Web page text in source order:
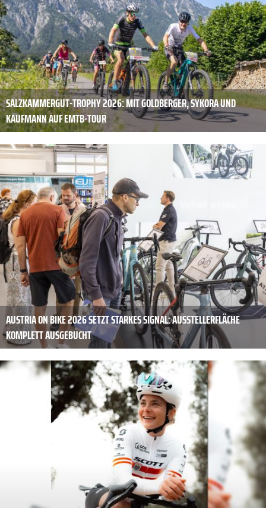
SALZKAMMERGUT-TROPHY 2026: MIT GOLDBERGER, SYKORA UND
KAUFMANN AUF EMTB-TOUR
AUSTRIA ON BIKE 2026 SETZT STARKES SIGNAL: AUSSTELLERFLÄCHE
KOMPLETT AUSGEBUCHT